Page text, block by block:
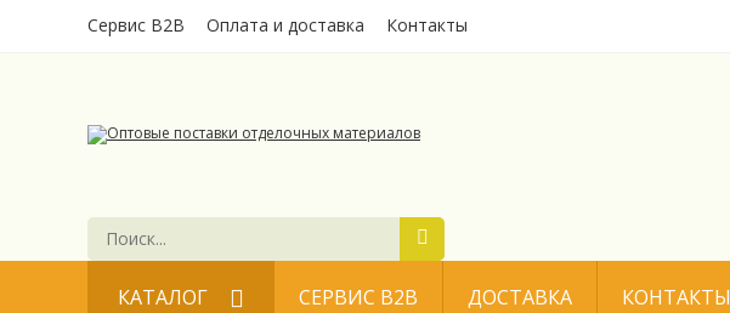
Сервис B2B Оплата и доставка Контакты
КАТАЛОГ СЕРВИС B2B ДОСТАВКА КОНТАКТЫ